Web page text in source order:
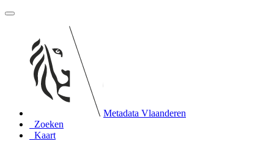
Metadata Vlaanderen
Zoeken
Kaart